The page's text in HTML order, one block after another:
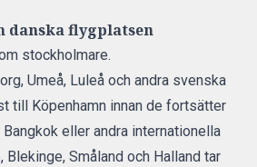
danska flygplatsen
stockholmare.
Umeå, Luleå och andra svenska
till Köpenhamn innan de fortsätter
eller andra internationella
Blekinge, Småland och Halland tar